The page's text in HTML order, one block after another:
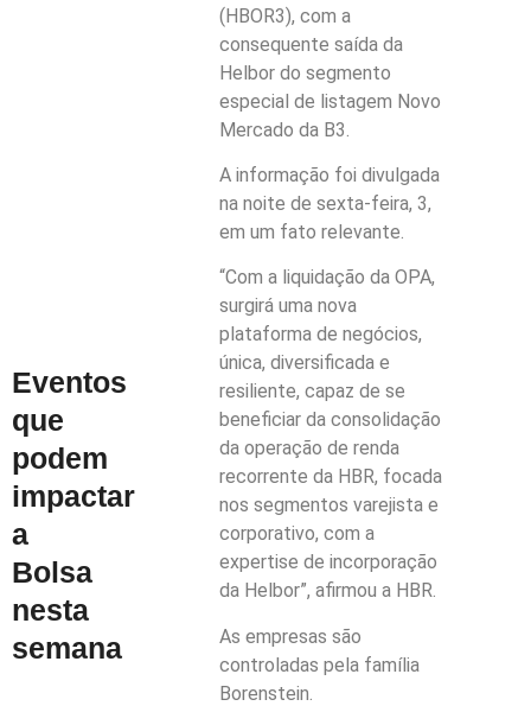
Eventos
que
podem
impactar
a
Bolsa
nesta
semana
(HBOR3), com a
consequente saída da
Helbor do segmento
especial de listagem Novo
Mercado da B3.
A informação foi divulgada
na noite de sexta-feira, 3,
em um fato relevante.
“Com a liquidação da OPA,
surgirá uma nova
plataforma de negócios,
única, diversificada e
resiliente, capaz de se
beneficiar da consolidação
da operação de renda
recorrente da HBR, focada
nos segmentos varejista e
corporativo, com a
expertise de incorporação
da Helbor”, afirmou a HBR.
As empresas são
controladas pela família
Borenstein.